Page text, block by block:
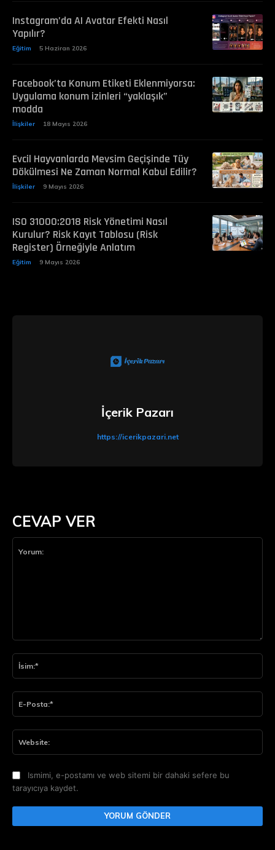
Instagram’da AI Avatar Efekti Nasıl
Yapılır?
Eğitim 5 Haziran 2026
Facebook’ta Konum Etiketi Eklenmiyorsa:
Uygulama konum izinleri “yaklaşık”
modda
İlişkiler 18 Mayıs 2026
Evcil Hayvanlarda Mevsim Geçişinde Tüy
Dökülmesi Ne Zaman Normal Kabul Edilir?
İlişkiler 9 Mayıs 2026
ISO 31000:2018 Risk Yönetimi Nasıl
Kurulur? Risk Kayıt Tablosu (Risk
Register) Örneğiyle Anlatım
Eğitim 9 Mayıs 2026
CEVAP VER
Ismimi, e-postamı ve web sitemi bir dahaki sefere bu
tarayıcıya kaydet.
İçerik Pazarı
https://icerikpazari.net